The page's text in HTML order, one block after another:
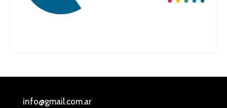
info@gmail.com.ar